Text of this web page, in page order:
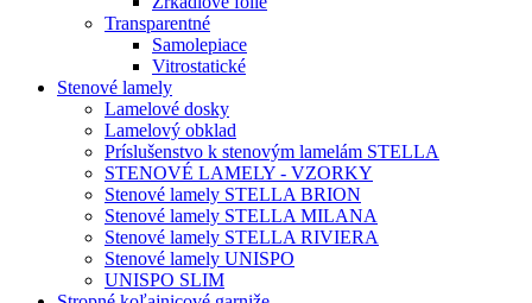
Transparentné
Samolepiace
Vitrostatické
Stenové lamely
Lamelové dosky
Lamelový obklad
Príslušenstvo k stenovým lamelám STELLA
STENOVÉ LAMELY - VZORKY
Stenové lamely STELLA BRION
Stenové lamely STELLA MILANA
Stenové lamely STELLA RIVIERA
Stenové lamely UNISPO
UNISPO SLIM